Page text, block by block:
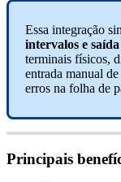
Essa integração
intervalos e saída
terminais físicos,
entrada manual de
erros na folha de
Principais benefí